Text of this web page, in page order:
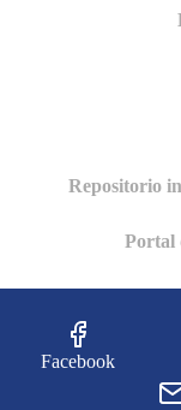
Repositorio
Portal
Facebook